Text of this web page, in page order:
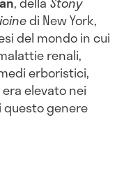
di New York,
del mondo in cui
renali,
erboristici,
elevato nei
questo genere